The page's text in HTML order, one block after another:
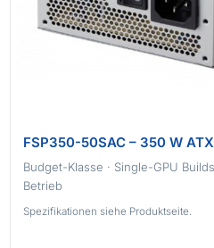
FSP350-50SAC – 350 W ATX
Budget-Klasse · Single-GPU
Betrieb
Spezifikationen siehe Produktseite.